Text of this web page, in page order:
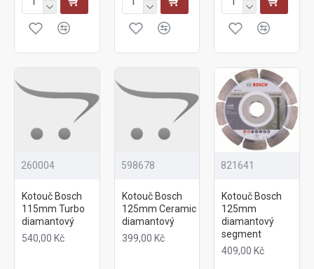
260004
Kotouč Bosch
115mm Turbo
diamantový
540,00 Kč
598678
Kotouč Bosch
125mm Ceramic
diamantový
399,00 Kč
821641
Kotouč Bosch
125mm
diamantový
segment
409,00 Kč